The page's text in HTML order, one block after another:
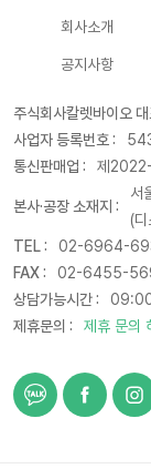
회사소개
공지사항
주식회사칼렛바이오 대
사업자 등록번호 :
통신판매업 :
제
본사·공장 소재지 :
서
(
TEL :
02-6964-
FAX :
02-6455-
상담가능시간 :
제휴문의 :
제휴 문의